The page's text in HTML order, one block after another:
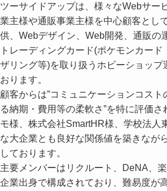
ツーサイドアップは、様々なWebサー
業主様や通販事業主様を中心顧客とし
供、Webデザイン、Web開発、通販の
トレーディングカード(ポケモンカー
ザリング等)を取り扱うホビーショップ
おります。
顧客からは”コミュニケーションコスト
る納期・費用等の柔軟さ”を特に評価
モ様、株式会社SmartHR様、学校法人
な大企業とも良好な関係値を築きなが
しております。
主要メンバーはリクルート、DeNA、
企業出身で構成されており、難易度が